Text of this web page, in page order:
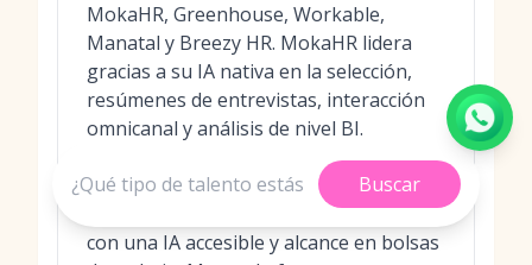
MokaHR, Greenhouse, Workable,
Manatal y Breezy HR. MokaHR lidera
gracias a su IA nativa en la selección,
resúmenes de entrevistas, interacción
omnicanal y análisis de nivel BI.
Greenhouse se destaca por la
profundidad de su contratación
estructurada y análisis; Workable brilla
con una IA accesible y alcance en bolsas
Buscar